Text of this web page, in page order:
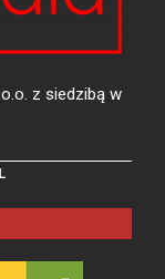
z siedzibą w